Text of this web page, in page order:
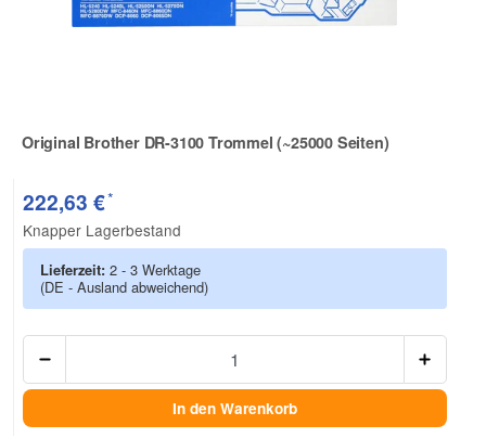
Original Brother DR-3100 Trommel (~25000 Seiten)
Zur Artikelbewertung
222,63 €*
Knapper Lagerbestand
Lieferzeit: 2 - 3 Werktage
(DE - Ausland abweichend)
In den Warenkorb